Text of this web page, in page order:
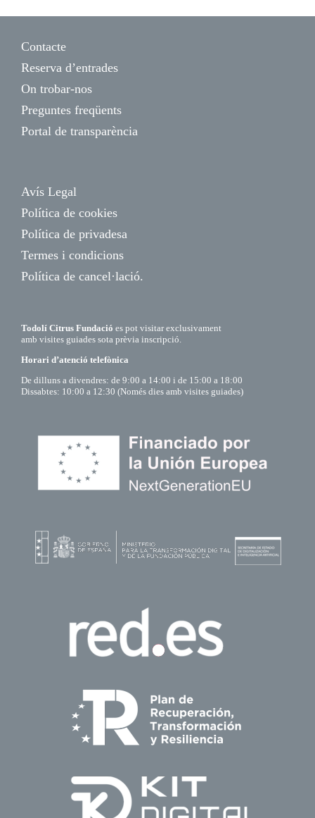
Contacte
Reserva d’entrades
On trobar-nos
Preguntes freqüents
Portal de transparència
Avís Legal
Política de cookies
Política de privadesa
Termes i condicions
Política de cancel·lació.
Todolí Citrus Fundació es pot visitar exclusivament
amb visites guiades sota prèvia inscripció.
Horari d’atenció telefònica
De dilluns a divendres: de 9:00 a 14:00 i de 15:00 a 18:00
Dissabtes: 10:00 a 12:30 (Només dies amb visites guiades)